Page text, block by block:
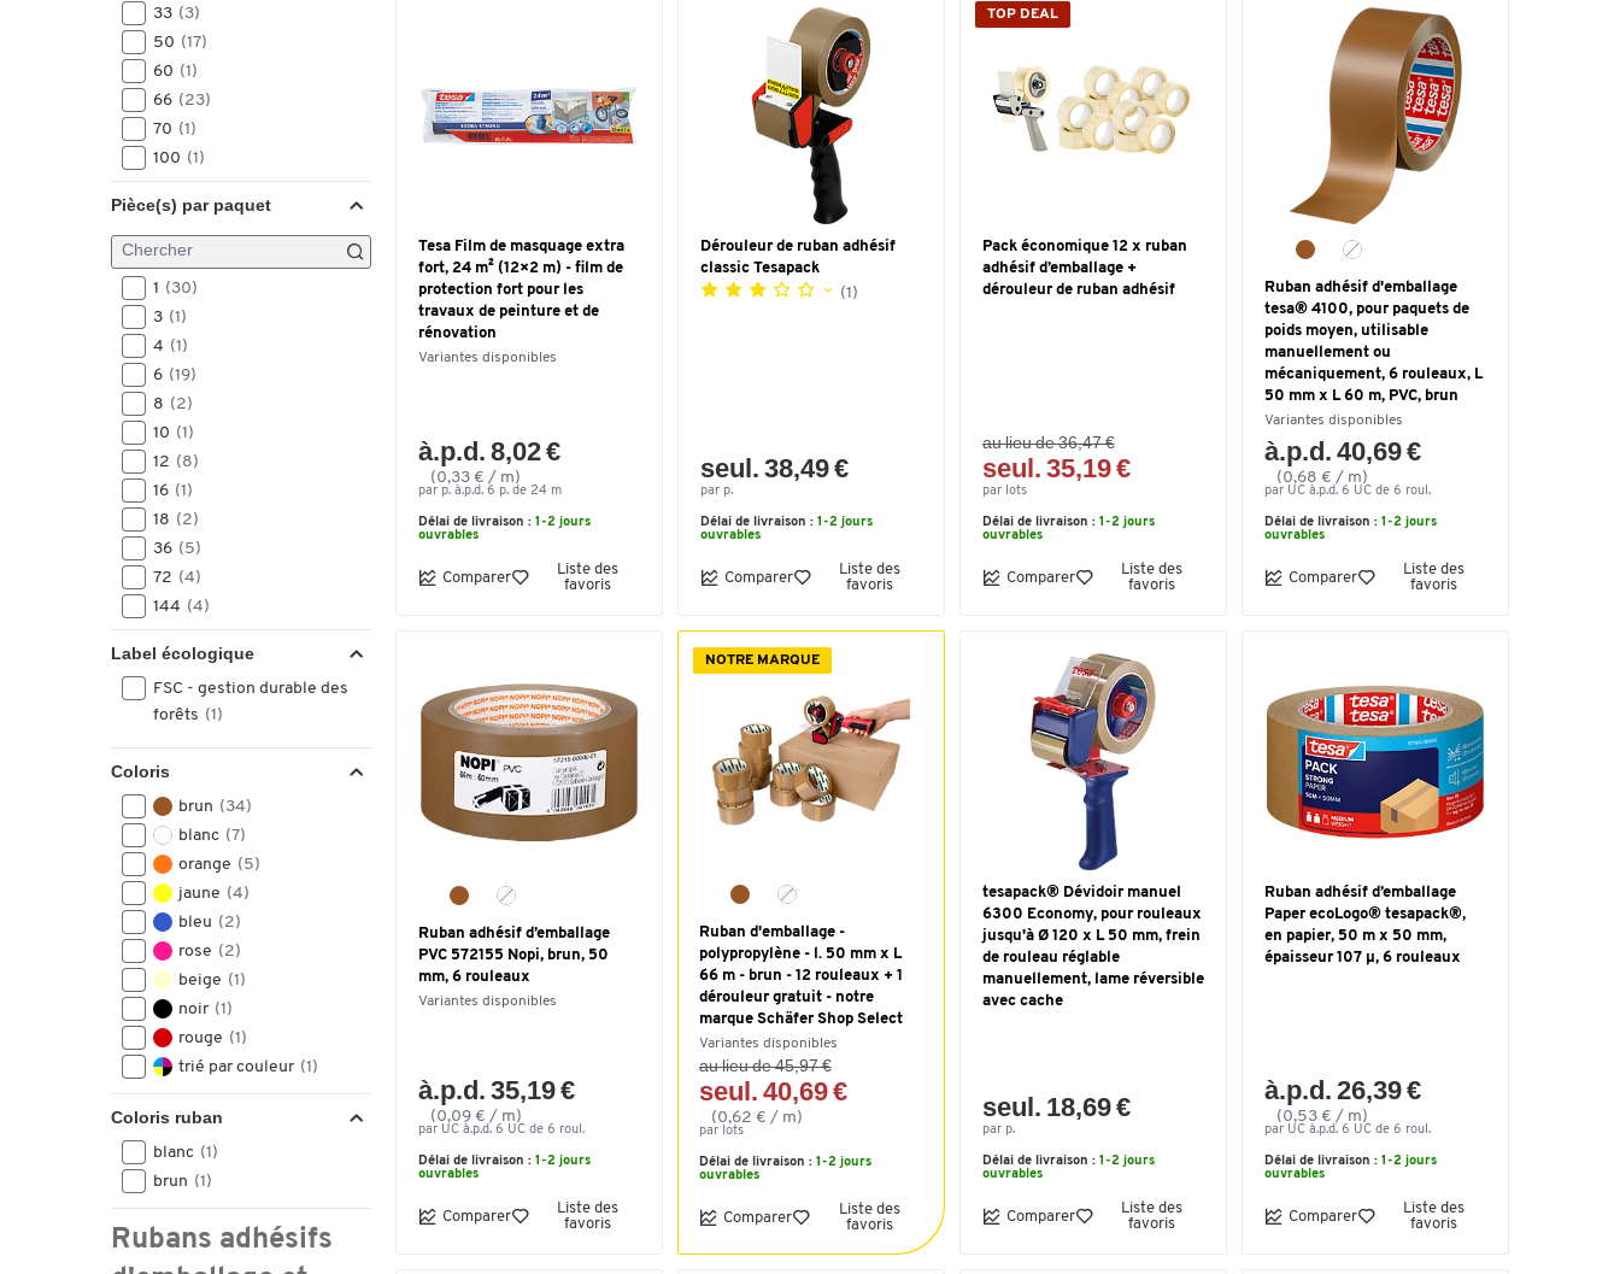
33 (3)
50 (17)
60 (1)
66 (23)
70 (1)
100 (1)
132(1)
150(1)
200(3)
Pièce(s) par paquet
1 (30)
3 (1)
4 (1)
6 (19)
8 (2)
10 (1)
12 (8)
16 (1)
18 (2)
36 (5)
72 (4)
144 (4)
288(5)
Label écologique
FSC - gestion durable des
forêts (1)
Coloris
brun (34)
blanc (7)
orange (5)
jaune (4)
bleu (2)
rose (2)
beige (1)
noir (1)
rouge (1)
trié par couleur (1)
Coloris ruban
blanc (1)
brun (1)
Rubans adhésifs
Tesa Film de masquage extra
fort, 24 m² (12×2 m) - film de
protection fort pour les
travaux de peinture et de
rénovation
Variantes disponibles
à.p.d. 8,02 €
(0,33 € / m)
par p. à.p.d. 6 p. de 24 m
Délai de livraison : 1-2 jours
ouvrables
Comparer
Liste des
favoris
Dérouleur de ruban adhésif
classic Tesapack
(1)
seul. 38,49 €
par p.
Délai de livraison : 1-2 jours
ouvrables
Comparer
Liste des
favoris
TOP DEAL
Pack économique 12 x ruban
adhésif d’emballage +
dérouleur de ruban adhésif
au lieu de 36,47 €
seul. 35,19 €
par lots
Délai de livraison : 1-2 jours
ouvrables
Comparer
Liste des
favoris
Ruban adhésif d'emballage
tesa® 4100, pour paquets de
poids moyen, utilisable
manuellement ou
mécaniquement, 6 rouleaux, L
50 mm x L 60 m, PVC, brun
Variantes disponibles
à.p.d. 40,69 €
(0,68 € / m)
par UC à.p.d. 6 UC de 6 roul.
Délai de livraison : 1-2 jours
ouvrables
Comparer
Liste des
favoris
Ruban adhésif d’emballage
PVC 572155 Nopi, brun, 50
mm, 6 rouleaux
Variantes disponibles
à.p.d. 35,19 €
(0,09 € / m)
par UC à.p.d. 6 UC de 6 roul.
Délai de livraison : 1-2 jours
ouvrables
Comparer
Liste des
favoris
NOTRE MARQUE
Ruban d'emballage -
polypropylène - l. 50 mm x L
66 m - brun - 12 rouleaux + 1
dérouleur gratuit - notre
marque Schäfer Shop Select
Variantes disponibles
au lieu de 45,97 €
seul. 40,69 €
(0,62 € / m)
par lots
Délai de livraison : 1-2 jours
ouvrables
Comparer
Liste des
favoris
tesapack® Dévidoir manuel
6300 Economy, pour rouleaux
jusqu'à Ø 120 x L 50 mm, frein
de rouleau réglable
manuellement, lame réversible
avec cache
seul. 18,69 €
par p.
Délai de livraison : 1-2 jours
ouvrables
Comparer
Liste des
favoris
Ruban adhésif d’emballage
Paper ecoLogo® tesapack®,
en papier, 50 m x 50 mm,
épaisseur 107 µ, 6 rouleaux
à.p.d. 26,39 €
(0,53 € / m)
par UC à.p.d. 6 UC de 6 roul.
Délai de livraison : 1-2 jours
ouvrables
Comparer
Liste des
favoris